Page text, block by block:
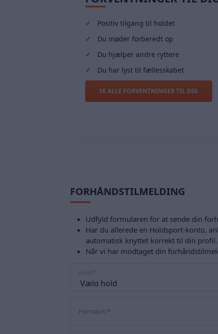
Positiv tilgang til holdet
Du møder forberedt op
Du hjælper andre ryttere
Du har lyst til fællesskabet
SE ALLE FORVENTNINGER TIL DIG
FORHÅNDSTILMELDING
Udfyld formularen for at sende din
Har du allerede en Holdsport-konto,
automatisk knyttet korrekt til din profil.
Når vi har modtaget din
Fornavn